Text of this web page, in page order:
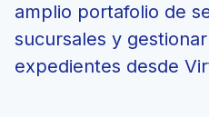
amplio portafolio de
sucursales y
expedientes desde